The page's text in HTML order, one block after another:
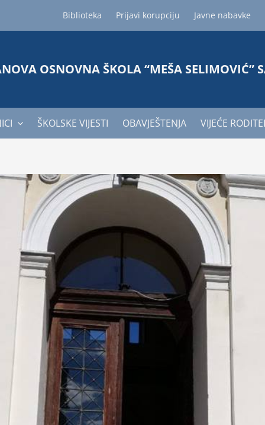
Biblioteka Prijavi korupciju Javne nabavke
OSNOVNA ŠKOLA “MEŠA SELIMOVIĆ”
ŠKOLSKE VIJESTI OBAVJEŠTENJA VIJEĆE